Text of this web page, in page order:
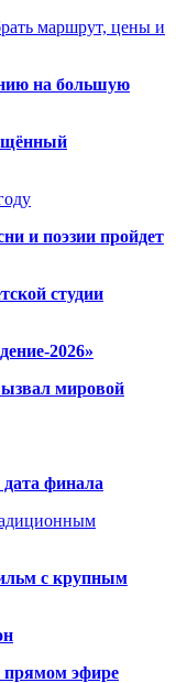
маршрут, цены и
на большую
и поэзии пройдет
студии
2026»
мировой
финала
с крупным
прямом эфире